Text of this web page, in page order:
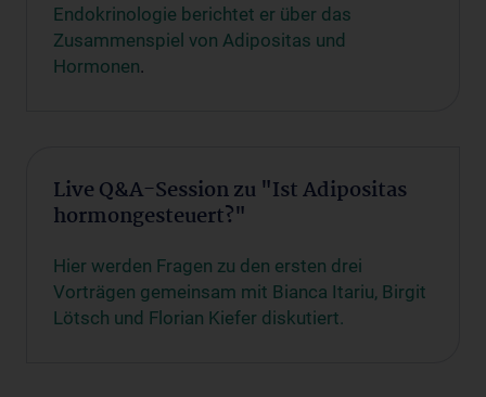
Endokrinologie berichtet er über das
Zusammenspiel von Adipositas und
Hormonen.
Live Q&A-Session zu "Ist Adipositas
hormongesteuert?"
Hier werden Fragen zu den ersten drei
Vorträgen gemeinsam mit Bianca Itariu, Birgit
Lötsch und Florian Kiefer diskutiert.